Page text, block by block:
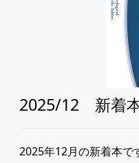
2025/12 新着
2025年12月の新着本で